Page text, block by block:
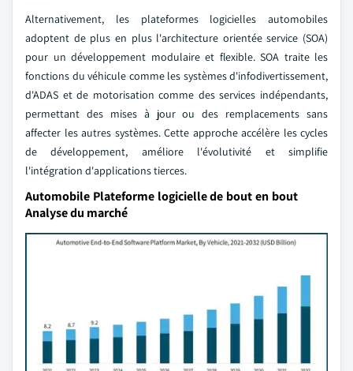
Alternativement, les plateformes logicielles automobiles
adoptent de plus en plus l'architecture orientée service (SOA)
pour un développement modulaire et flexible. SOA traite les
fonctions du véhicule comme les systèmes d'infodivertissement,
d'ADAS et de motorisation comme des services indépendants,
permettant des mises à jour ou des remplacements sans
affecter les autres systèmes. Cette approche accélère les cycles
de développement, améliore l'évolutivité et simplifie
l'intégration d'applications tierces.
Automobile Plateforme logicielle de bout en bout
Analyse du marché